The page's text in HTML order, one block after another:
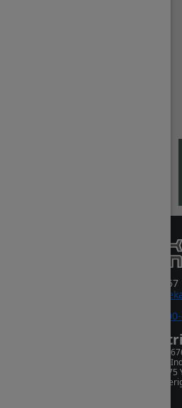
0381-
Orgnr.
Rydsnäs
573 75